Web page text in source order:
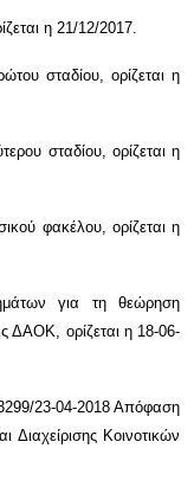
η 21/12/2017.
σταδίου, ορίζεται η
σταδίου, ορίζεται η
φακέλου, ορίζεται η
για τη θεώρηση
ΔΑΟΚ, ορίζεται η 18-06-
23-04-2018 Απόφαση
Διαχείρισης Κοινοτικών